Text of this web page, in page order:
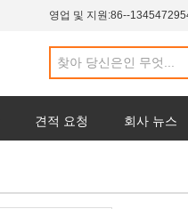
영업 및 지원:86--
견적 요청 회사 뉴스